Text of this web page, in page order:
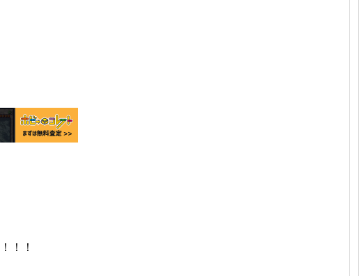
！！